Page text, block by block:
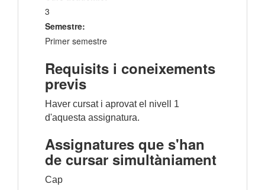
3
Semestre:
Primer semestre
Requisits i coneixements
previs
Haver cursat i aprovat el nivell 1
d'aquesta assignatura.
Assignatures que s'han
de cursar simultàniament
Cap